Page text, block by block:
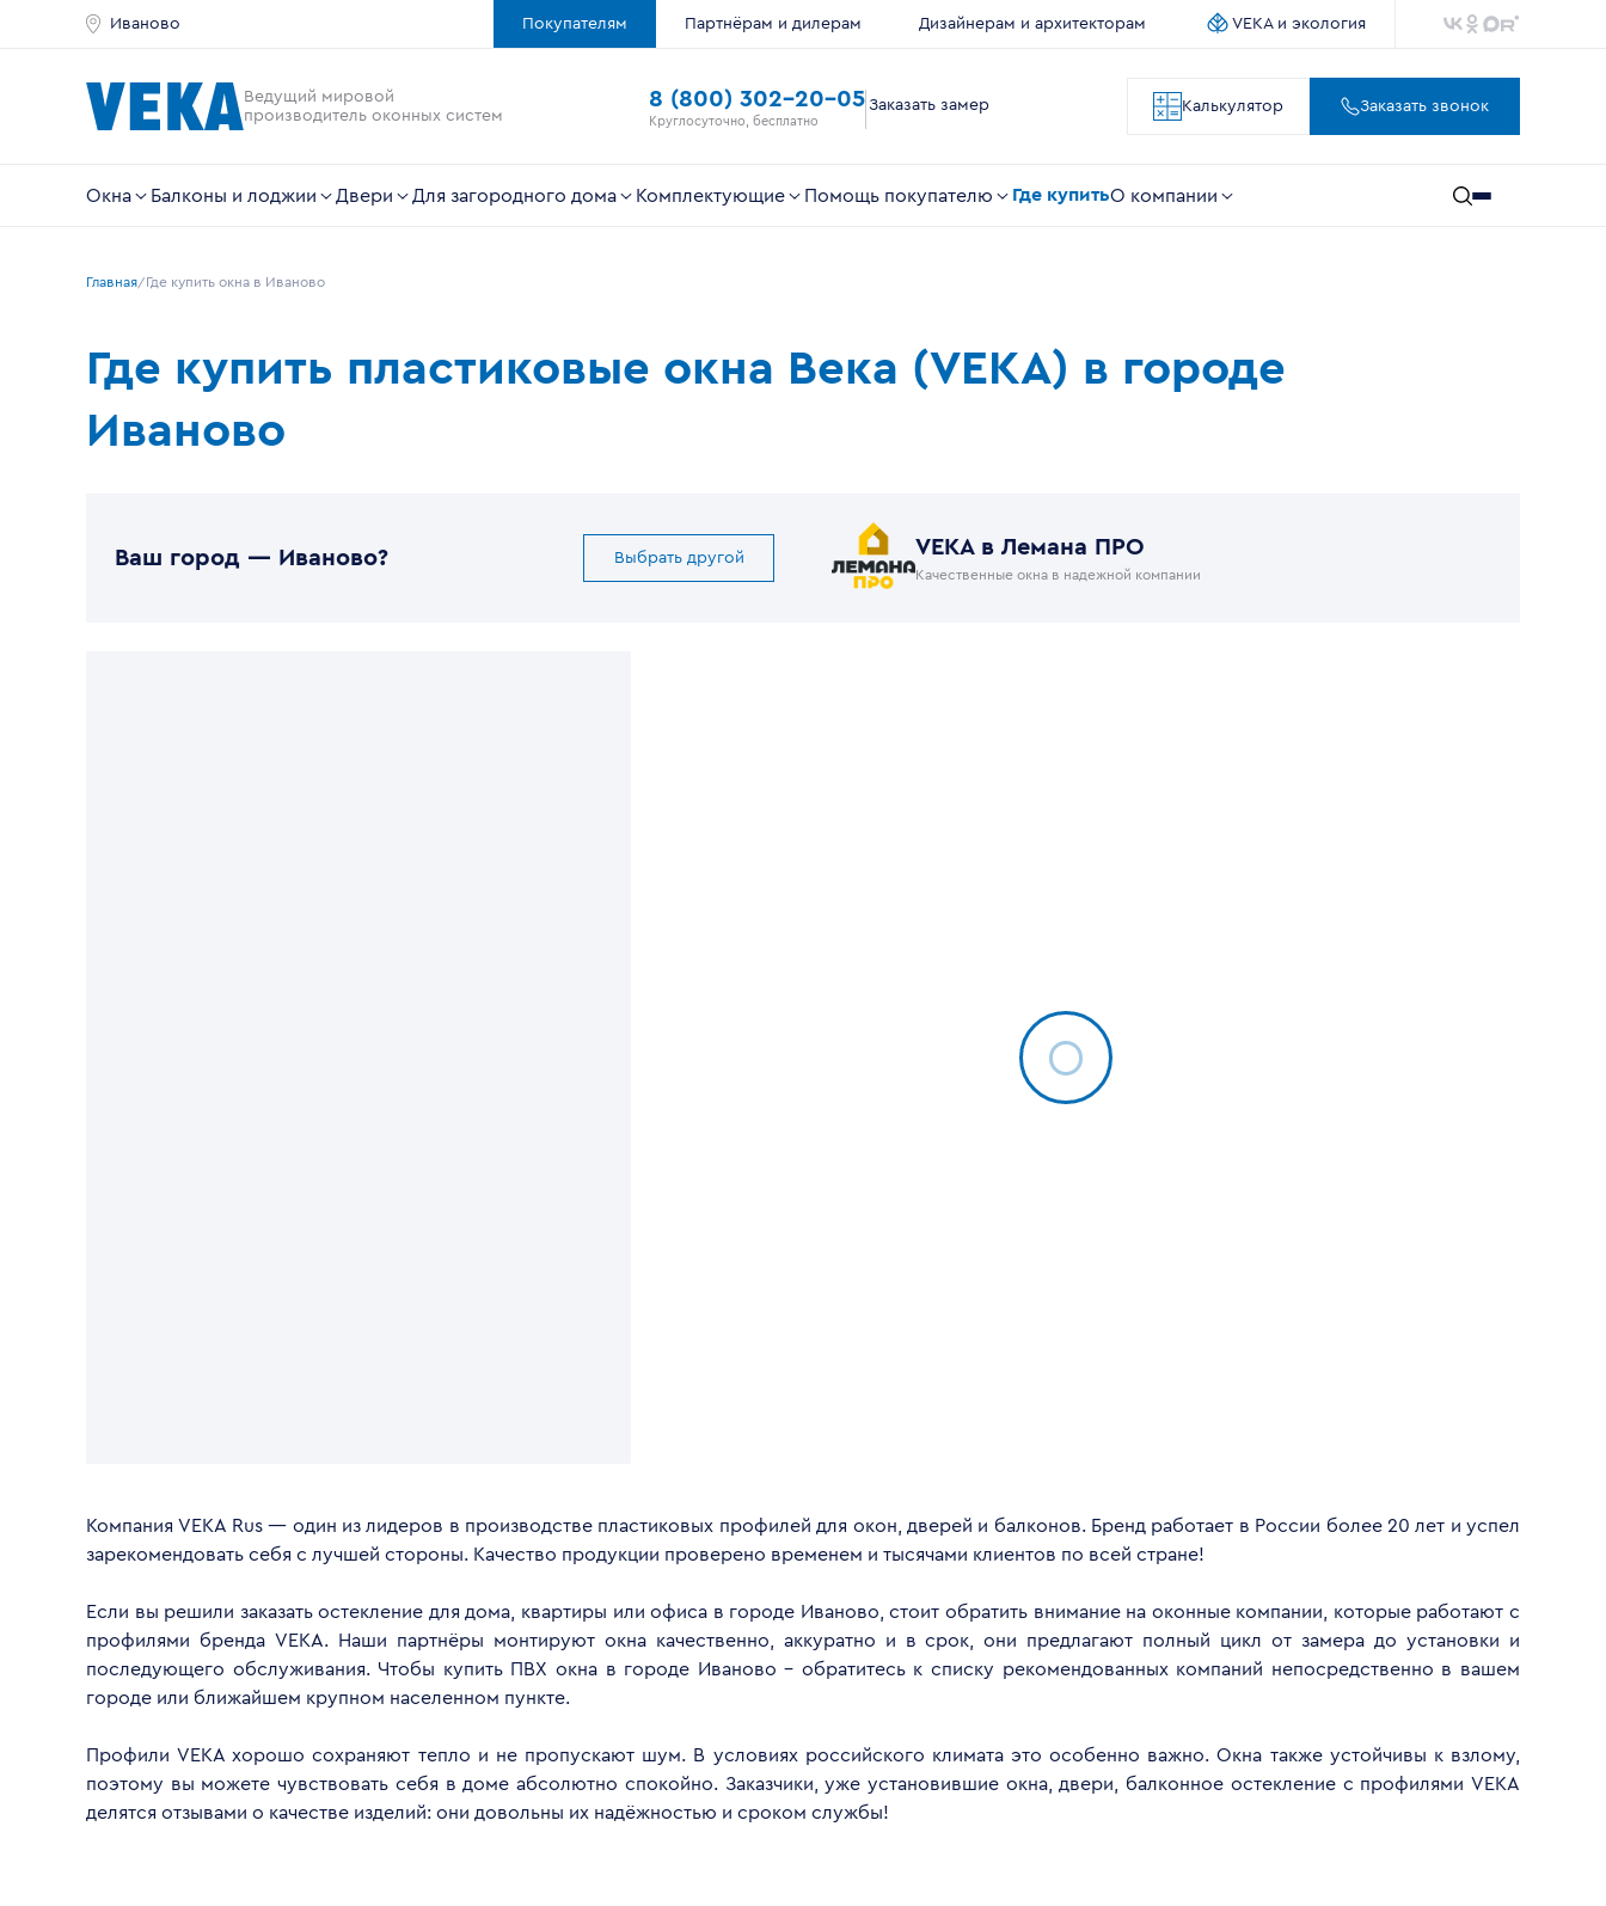
Иваново Покупателям Партнёрам и дилерам Дизайнерам и архитекторам VEKA и экология
Ведущий мировой
производитель оконных систем
8 (800) 302-20-05
Круглосуточно, бесплатно
Заказать замер Калькулятор Заказать звонок
Окна Балконы и лоджии Двери Для загородного дома Комплектующие Помощь покупателю Где купитьО компании
Главная Где купить окна в Иваново
Где купить пластиковые окна Века (VEKA) в городе
Иваново
Ваш город — Иваново? Выбрать другой VEKA в Лемана ПРО
Качественные окна в надежной компании
Компания VEKA Rus — один из лидеров в производстве пластиковых профилей для окон, дверей и балконов. Бренд работает в России более 20 лет и успел
зарекомендовать себя с лучшей стороны. Качество продукции проверено временем и тысячами клиентов по всей стране!
Если вы решили заказать остекление для дома, квартиры или офиса в городе Иваново, стоит обратить внимание на оконные компании, которые работают с
профилями бренда VEKA. Наши партнёры монтируют окна качественно, аккуратно и в срок, они предлагают полный цикл от замера до установки и
последующего обслуживания. Чтобы купить ПВХ окна в городе Иваново - обратитесь к списку рекомендованных компаний непосредственно в вашем
городе или ближайшем крупном населенном пункте.
Профили VEKA хорошо сохраняют тепло и не пропускают шум. В условиях российского климата это особенно важно. Окна также устойчивы к взлому,
поэтому вы можете чувствовать себя в доме абсолютно спокойно. Заказчики, уже установившие окна, двери, балконное остекление с профилями VEKA
делятся отзывами о качестве изделий: они довольны их надёжностью и сроком службы!